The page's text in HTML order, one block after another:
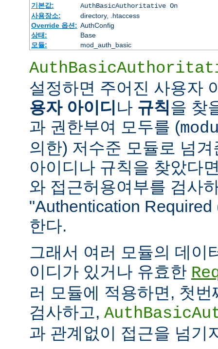
기본값:
AuthBasicAuthoritative On
사용장소:
directory, .htaccess
Override 옵션: AuthConfig
상태:
Base
모듈:
mod_auth_basic
설정하면 주어진 사용자
용자 아이디 나 규칙을 찾
과 권한부여 모두를 (
의한) 저수준 모듈로 넘
아이디나 규칙을 찾았다
와 접근허용여부를 검사
"Authentication
한다.
그래서 여러 모듈의 데이
이디가 있거나 유효한
러 모듈에 적용하면, 첫
검사하고,
과 관계없이 접근을 넘기